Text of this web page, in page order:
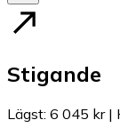
Stigande
Lägst: 6 045 kr|